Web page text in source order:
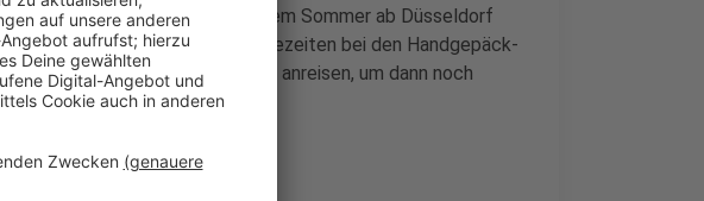
hingewiesen. Wer in diesem Sommer ab Düsseldorf
zunächst mal mit langen Wartezeiten bei den Handgepäck-
möglichst viele Stunden früher anreisen, um dann noch